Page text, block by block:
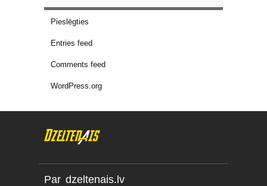
Pieslēgties
Entries feed
Comments feed
WordPress.org
Par dzeltenais.lv